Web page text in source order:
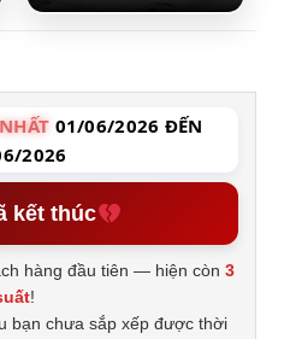
01/06/2026 ĐẾN
2026
kết thúc
hàng đầu tiên — hiện còn3
!
bạn chưa sắp xếp được thời